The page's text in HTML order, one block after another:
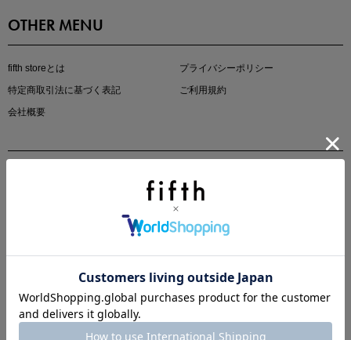
マストバイアイテム
この夏の主役確定！
OTHER MENU
fifth storeとは
プライバシーポリシー
特定商取引法に基づく表記
ご利用規約
会社概要